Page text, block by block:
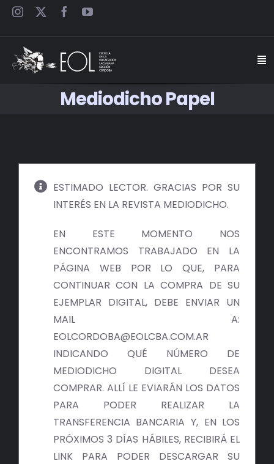
Saltar
JORNADAS
MEDIODICHO
ACTUALIDAD
CONTACTO
Mediodicho Papel
ESTIMADO LECTOR. GRACIAS POR SU
INTERÉS EN LA REVISTA MEDIODICHO.
EN ESTE MOMENTO NOS
ENCONTRAMOS TRABAJADO EN LA
PÁGINA WEB POR LO QUE, PARA
CONTINUAR CON LA COMPRA DE SU
EJEMPLAR DIGITAL, DEBE ENVIAR UN
MAIL A:
EOLCORDOBA@EOLCBA.COM.AR
INDICANDO QUÉ NÚMERO DE
MEDIODICHO DIGITAL DESEA
COMPRAR. ALLÍ LE EVIARÁN LOS DATOS
PARA PODER REALIZAR LA
TRANSFERENCIA BANCARIA Y, EN LOS
PRÓXIMOS 3 DÍAS HÁBILES, RECIBIRÁ EL
LINK PARA PODER DESCARGAR SU